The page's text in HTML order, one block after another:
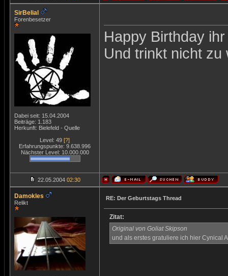
SirBelial
Forenbesetzer
Dabei seit: 15.04.2004
Beiträge: 1.183
Herkunft: Bielefeld - Quelle
Level: 49 [?]
Erfahrungspunkte: 9.638.996
Nächster Level: 10.000.000
Happy Birthday
Und trinkt nicht
22.05.2004 02:30
Damokles
Relikt
RE: Der Geburtstags Thread
Zitat:
Original von Goliat Skipson
und als erstes gratuliere ich hier Cynical